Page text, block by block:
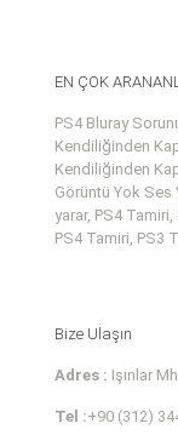
EN ÇOK
PS4 Bluray
Kendiliğinden
Kendiliğinden
Görüntü Yok Ses
yarar, PS4
PS4 Tamiri, PS3
Bize Ulaşın
Adres : Işınlar
Tel :+90 (312)